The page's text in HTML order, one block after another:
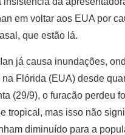
em voltar aos EUA por
que estão lá.
já causa inundações,
Flórida (EUA) desde
(29/9), o furacão perdeu
tropical, mas isso não
diminuído para a